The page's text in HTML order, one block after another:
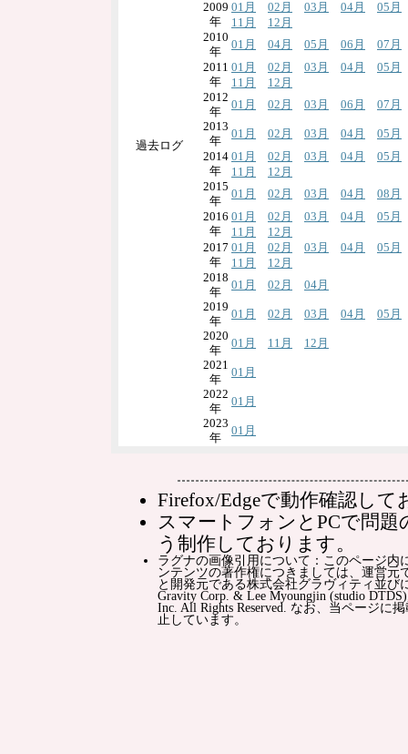
過去ログ
2009
年
01月 02月 03月 04月
05月
11月
12月
2010
年
01月 04月 05月 06月
07月
2011
年
01月 02月 03月 04月
05月
11月
12月
2012
年
01月 02月 03月 06月
07月
2013
年
01月 02月 03月 04月
05月
2014
年
01月 02月 03月 04月
05月
11月
12月
2015
年
01月 02月 03月 04月
08月
2016
年
01月 02月 03月 04月
05月
11月
12月
2017
年
01月 02月 03月 04月
05月
11月
12月
2018
年
01月 02月
04月
2019
年
01月 02月 03月 04月
05月
2020
年
01月 11月
12月
2021
年
01月
2022
年
01月
2023
年
01月
Firefox/Edgeで動作確認して
スマートフォンとPCで問題
う制作しております。
ラグナの画像引用について：このページ
ンテンツの著作権につきましては、運営
と開発元である株式会社グラヴィティ並び
Gravity Corp. & Lee Myoungjin (studio
Inc. All Rights Reserved. なお、当ページに
止しています。